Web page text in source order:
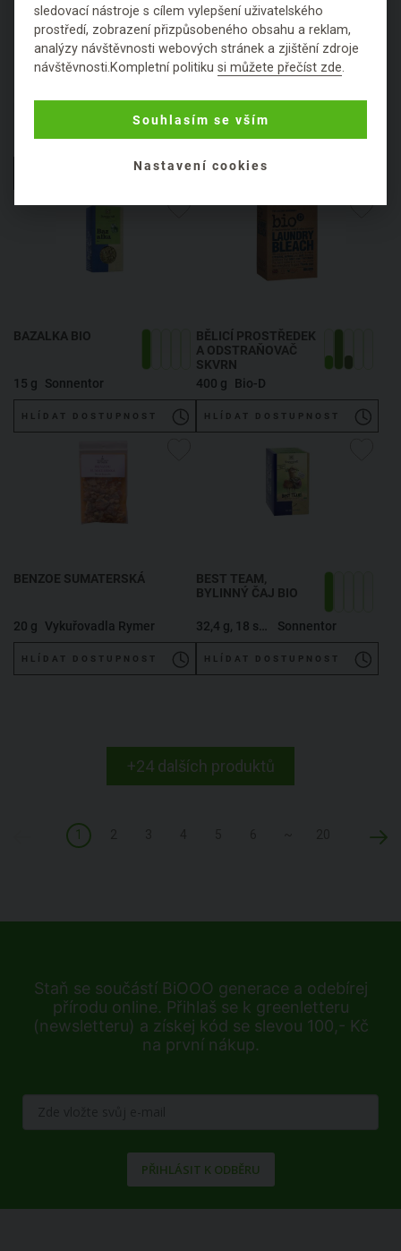
100 g CosmetikaBio
HLÍDAT DOSTUPNOST
100 g CosmetikaBio
HLÍDAT DOSTUPNOST
BAZALKA BIO
15 g Sonnentor
HLÍDAT DOSTUPNOST
BĚLICÍ PROSTŘEDEK
A ODSTRAŇOVAČ
SKVRN
400 g
Bio-D
HLÍDAT DOSTUPNOST
BENZOE SUMATERSKÁ
20 g Vykuřovadla Rymer
HLÍDAT DOSTUPNOST
BEST TEAM,
BYLINNÝ ČAJ BIO
Sonnentor
HLÍDAT DOSTUPNOST
+24 dalších produktů
1
Staň se součástí BiOOO generace a odebírej
přírodu online. Přihlaš se k greenletteru
(newsletteru) a získej kód se slevou 100,- Kč
na první nákup.
PŘIHLÁSIT K ODBĚRU
sledovací nástroje s cílem vylepšení uživatelského
prostředí, zobrazení přizpůsobeného obsahu a reklam,
analýzy návštěvnosti webových stránek a zjištění zdroje
návštěvnosti.Kompletní politikusi můžete přečíst zde.
Souhlasím se vším
Nastavení cookies